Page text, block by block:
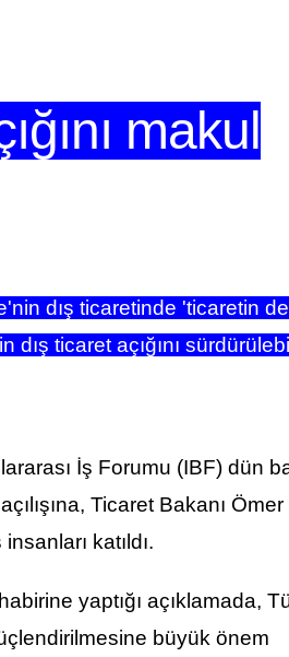
makul
dış ticaretinde 'ticaretin de
ticaret açığını
İş Forumu (IBF) dün
Ticaret Bakanı Ömer
katıldı.
yaptığı açıklamada,
büyük önem